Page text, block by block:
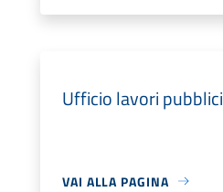
Ufficio lavori pubblici
VAI ALLA PAGINA